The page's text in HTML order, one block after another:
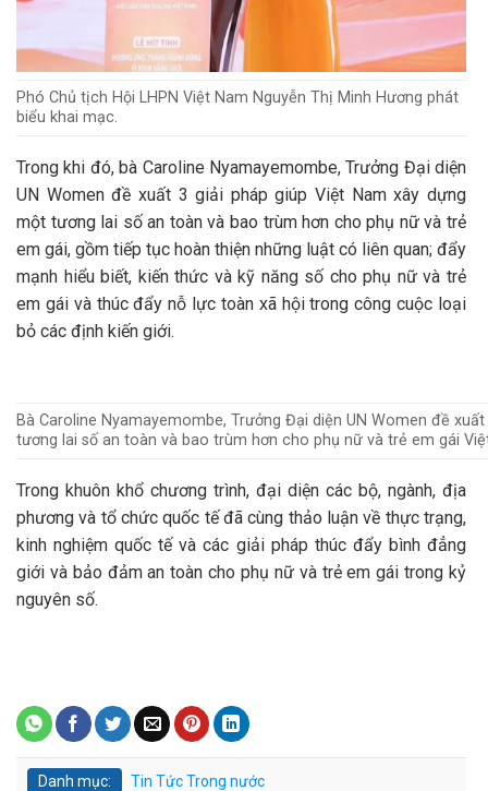
Phó Chủ tịch Hội LHPN Việt Nam Nguyễn Thị Minh Hương phát
biểu khai mạc.
Trong khi đó, bà Caroline Nyamayemombe, Trưởng Đại diện
UN Women đề xuất 3 giải pháp giúp Việt Nam xây dựng
một tương lai số an toàn và bao trùm hơn cho phụ nữ và trẻ
em gái, gồm tiếp tục hoàn thiện những luật có liên quan; đẩy
mạnh hiểu biết, kiến thức và kỹ năng số cho phụ nữ và trẻ
em gái và thúc đẩy nỗ lực toàn xã hội trong công cuộc loại
bỏ các định kiến giới.
Bà Caroline Nyamayemombe, Trưởng Đại diện UN Women đề
tương lai số an toàn và bao trùm hơn cho phụ nữ và trẻ em gái
Trong khuôn khổ chương trình, đại diện các bộ, ngành, địa
phương và tổ chức quốc tế đã cùng thảo luận về thực trạng,
kinh nghiệm quốc tế và các giải pháp thúc đẩy bình đẳng
giới và bảo đảm an toàn cho phụ nữ và trẻ em gái trong kỷ
nguyên số.
Danh mục: Tin TứcTrong nước